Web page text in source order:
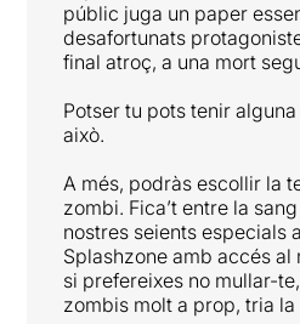
públic juga un paper
desafortunats
final atroç, a una mort
Potser tu pots tenir
això.
A més, podràs escollir la
zombi. Fica’t entre la
nostres seients especials
Splashzone amb accés al
si prefereixes no mullar-
zombis molt a prop, tria la